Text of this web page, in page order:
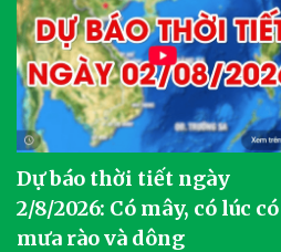
Dự báo thời tiết ngày
2/8/2026: Có mây, có lúc có
mưa rào và dông